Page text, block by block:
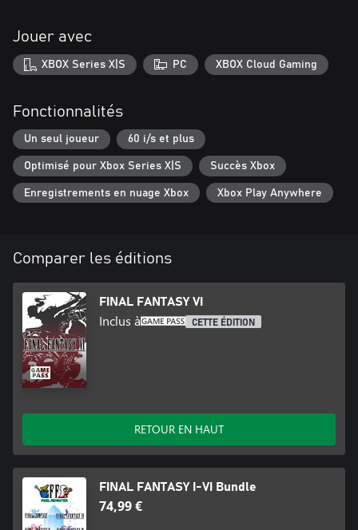
・Graphismes pixels en 2D intégralement refaits, y compris les
designs de personnages en pixel art emblématiques de FINAL
FANTASY conçus par Kazuko Shibuya, l'artiste d'origine et
collaboratrice actuelle.
de FINAL FANTASY sous la supervision du compositeur original
・Inclut l'incontournable scène de l'opéra, magistralement
réinventée avec des performances vocales inédites.
■ Un gameplay amélioré !
・Une IU modernisée, des options de combat automatique et de
remaster ou la version originale qui capture l'essence de celle du
jeu original.
・Possibilité de changer la police de caractère, avec une police
par défaut ou une police pixelisée inspirée par l'atmosphère du
jeu original.
・De nouvelles fonctionnalités permettant d'enrichir le
gameplay : désactivation des combats aléatoires, multiplication
de l'expérience obtenue par un nombre de 0 à 4, multiplication
des PA de magie obtenus par un nombre de 0 à 4, etc.
comme le bestiaire, la galerie d'illustrations et le lecteur de
*Cette remastérisation est basée sur la version originale de FINAL
FANTASY VI parue en 1994. Ses fonctionnalités et/ou son
contenu peuvent différer des précédentes rééditions du jeu.
Jouer avec
XBOX Series X|S PC XBOX Cloud Gaming
Fonctionnalités
Un seul joueur 60 i/s et plus
Optimisé pour Xbox Series X|S Succès Xbox
Enregistrements en nuage Xbox Xbox Play Anywhere
Comparer les éditions
FINAL FANTASY VI
Inclus à CETTE ÉDITION
RETOUR EN HAUT
FINAL FANTASY I-VI Bundle
74,99 €